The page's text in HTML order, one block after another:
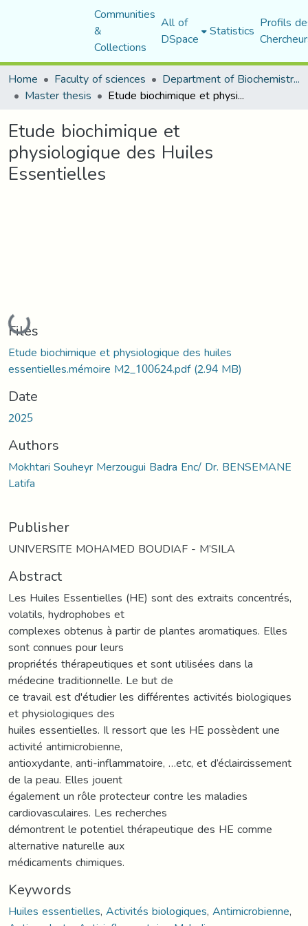
Communities
&
Collections
All of
DSpace Statistics Profils
Home
Faculty of sciences Department of Biochemistry and Microbiology
Master thesis Etude biochimique et physiologique des Huiles Essentielles
Etude biochimique et
physiologique des Huiles
Essentielles
Loading...
Files
Etude biochimique et physiologique des huiles
essentielles.mémoire M2_100624.pdf(2.94 MB)
Date
2025
Authors
Mokhtari Souheyr Merzougui Badra Enc/ Dr. BENSEMANE
Latifa
Publisher
UNIVERSITE MOHAMED BOUDIAF - M’SILA
Abstract
Les Huiles Essentielles (HE) sont des extraits concentrés,
volatils, hydrophobes et
complexes obtenus à partir de plantes aromatiques. Elles
sont connues pour leurs
propriétés thérapeutiques et sont utilisées dans la
médecine traditionnelle. Le but de
ce travail est d'étudier les différentes activités biologiques
et physiologiques des
huiles essentielles. Il ressort que les HE possèdent une
activité antimicrobienne,
antioxydante, anti-inflammatoire, …etc, et d’éclaircissement
de la peau. Elles jouent
également un rôle protecteur contre les maladies
cardiovasculaires. Les recherches
démontrent le potentiel thérapeutique des HE comme
alternative naturelle aux
médicaments chimiques.
Keywords
Huiles essentielles,Activités biologiques,Antimicrobienne,